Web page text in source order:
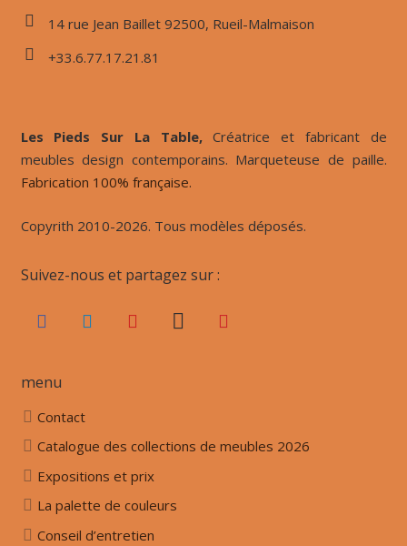
14 rue Jean Baillet 92500, Rueil-Malmaison
+33.6.77.17.21.81
Les Pieds Sur La Table,Créatrice et fabricant de
meubles design contemporains. Marqueteuse de paille.
Fabrication 100% française.
Copyrith 2010-2026. Tous modèles déposés.
Suivez-nous et partagez sur :
menu
Contact
Catalogue des collections de meubles 2026
Expositions et prix
La palette de couleurs
Conseil d’entretien